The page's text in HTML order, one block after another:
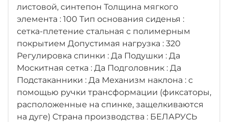
листовой, синтепон Толщина мягкого
элемента : 100 Тип основания сиденья :
сетка-плетение стальная с полимерным
покрытием Допустимая нагрузка : 320
Регулировка спинки : Да Подушки : Да
Москитная сетка : Да Подголовник : Да
Подстаканники : Да Механизм наклона : с
помощью ручки трансформации (фиксаторы,
расположенные на спинке, защелкиваются
на дуге) Страна производства : БЕЛАРУСЬ